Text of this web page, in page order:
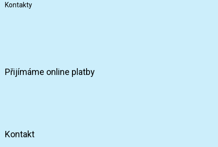
Kontakty
Přijímáme online platby
Kontakt